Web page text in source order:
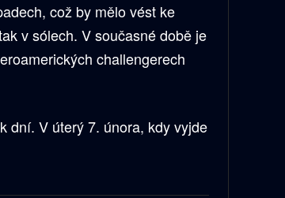
což by mělo vést ke
v sólech. V současné době je
challengerech
dní. V úterý 7. února, kdy vyjde